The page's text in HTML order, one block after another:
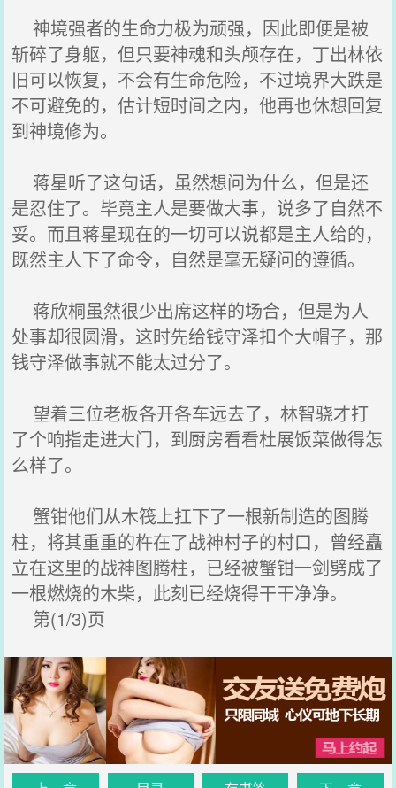
神境强者的生命力极为顽强，因此即便是被
斩碎了身躯，但只要神魂和头颅存在，丁出林依
旧可以恢复，不会有生命危险，不过境界大跌是
不可避免的，估计短时间之内，他再也休想回复
到神境修为。
蒋星听了这句话，虽然想问为什么，但是还
是忍住了。毕竟主人是要做大事，说多了自然不
妥。而且蒋星现在的一切可以说都是主人给的，
既然主人下了命令，自然是毫无疑问的遵循。
蒋欣桐虽然很少出席这样的场合，但是为人
处事却很圆滑，这时先给钱守泽扣个大帽子，那
钱守泽做事就不能太过分了。
望着三位老板各开各车远去了，林智骁才打
了个响指走进大门，到厨房看看杜展饭菜做得怎
么样了。
蟹钳他们从木筏上扛下了一根新制造的图腾
柱，将其重重的杵在了战神村子的村口，曾经矗
立在这里的战神图腾柱，已经被蟹钳一剑劈成了
一根燃烧的木柴，此刻已经烧得干干净净。
第(1/3)页